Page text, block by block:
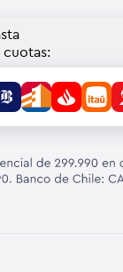
cuotas: